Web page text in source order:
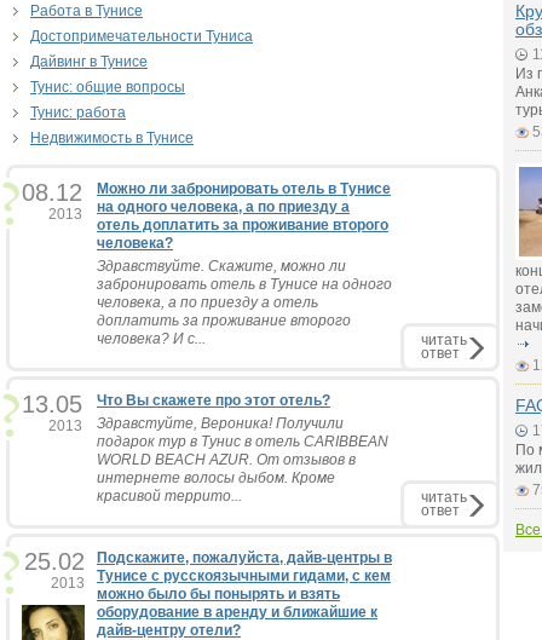
Работа в Тунисе
Достопримечательности Туниса
Дайвинг в Тунисе
Тунис: общие вопросы
Тунис: работа
Недвижимость в Тунисе
08.12
2013
Можно ли забронировать отель в Тунисе
на одного человека, а по приезду а
отель доплатить за проживание второго
человека?
Здравствуйте. Скажите, можно ли
забронировать отель в Тунисе на одного
человека, а по приезду а отель
доплатить за проживание второго
человека? И с...
читать
ответ
13.05
2013
Что Вы скажете про этот отель?
Здравстуйте, Вероника! Получили
подарок тур в Тунис в отель CARIBBEAN
WORLD BEACH AZUR. От отзывов в
интернете волосы дыбом. Кроме
красивой террито...
читать
ответ
25.02
2013
Подскажите, пожалуйста, дайв-центры в
Тунисе с русскоязычными гидами, с кем
можно было бы понырять и взять
оборудование в аренду и ближайшие к
дайв-центру отели?
Из
По